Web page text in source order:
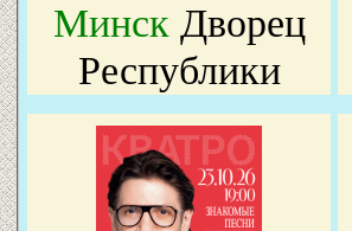
МинскДворец
Республики